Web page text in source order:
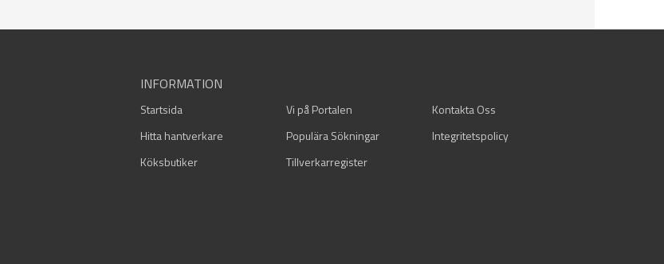
INFORMATION
Startsida Vi på Portalen
Kontakta Oss
Hitta hantverkare
Populära Sökningar
Integritetspolicy
Köksbutiker
Tillverkarregister